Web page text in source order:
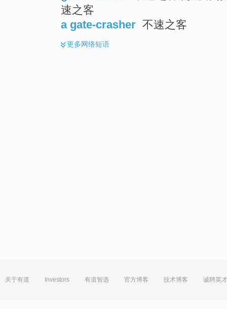
速之客
a gate-crasher 不速之客
更多网络短语
关于有道 Investors 有道智选 官方博客 技术博客 诚聘英才